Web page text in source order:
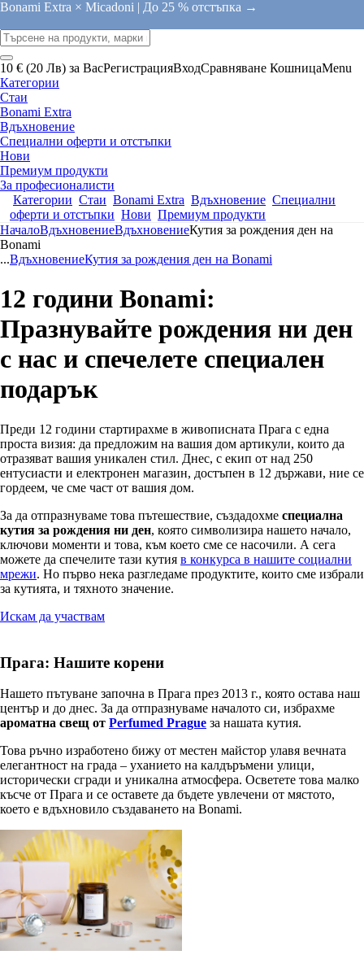
Bonami Extra × Micadoni | До 25 % отстъпка →
10 € (20 Лв) за ВасРегистрацияВходСравняване КошницаMenu
Категории
Стаи
Bonami Extra
Вдъхновение
Специални оферти и отстъпки
Нови
Премиум продукти
За професионалисти
Категории Стаи Bonami Extra Вдъхновение Специални
оферти и отстъпки Нови Премиум продукти
НачалоВдъхновениеВдъхновениеКутия за рождения ден на
Bonami
...ВдъхновениеКутия за рождения ден на Bonami
12 години Bonami:
Празнувайте рождения ни ден
с нас и спечелете специален
подарък
Преди 12 години стартирахме в живописната Прага с една
проста визия: да предложим на вашия дом артикули, които да
отразяват вашия уникален стил. Днес, с екип от над 250
ентусиасти и електронен магазин, достъпен в 12 държави, ние се
гордеем, че сме част от вашия дом.
За да отпразнуваме това пътешествие, създадохме специална
кутия за рождения ни ден, която символизира нашето начало,
ключови моменти и това, към което сме се насочили. А сега
можете да спечелите тази кутия в конкурса в нашите социални
мрежи. Но първо нека разгледаме продуктите, които сме избрали
за кутията, и тяхното значение.
Искам да участвам
Прага: Нашите корени
Нашето пътуване започна в Прага през 2013 г., която остава наш
център и до днес. За да отпразнуваме началото си, избрахме
ароматна свещ от Perfumed Prague за нашата кутия.
Това ръчно изработено бижу от местен майстор улавя вечната
елегантност на града – уханието на калдъръмени улици,
исторически сгради и уникална атмосфера. Осветете това малко
късче от Прага и се оставете да бъдете увлечени от мястото,
което е вдъхновило създаването на Bonami.